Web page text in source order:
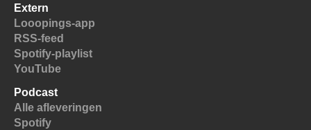
Extern
Looopings-app
RSS-feed
Spotify-playlist
YouTube
Podcast
Alle afleveringen
Spotify